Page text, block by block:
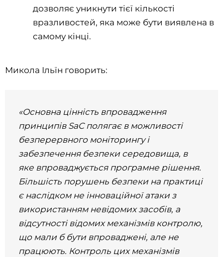
дозволяє уникнути тієї кількості
вразливостей, яка може бути виявлена в
самому кінці.
Микола Ільїн говорить:
«Основна цінність впровадження
принципів SaC полягає в можливості
безперервного моніторингу і
забезпечення безпеки середовища, в
яке впроваджується програмне рішення.
Більшість порушень безпеки на практиці
є наслідком не інноваційної атаки з
використанням невідомих засобів, а
відсутності відомих механізмів контролю,
що мали б бути впроваджені, але не
працюють. Контроль цих механізмів